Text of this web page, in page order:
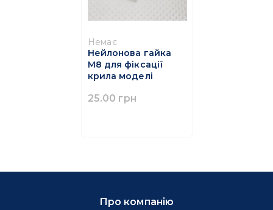
Немає
Нейлонова гайка
М8 для фіксації
крила моделі
25.00 грн
Про компанію